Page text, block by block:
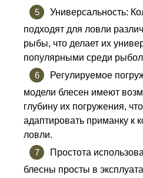
Универсальность:
подходят для ловли
рыбы, что делает их
популярными среди
Регулируемое
модели блесен имеют
глубину их погружения,
адаптировать приманку к
ловли.
Простота
блесны просты в